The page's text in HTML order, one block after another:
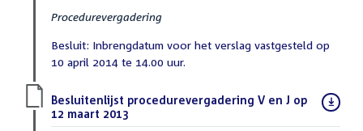
Procedurevergadering
Besluit: Inbrengdatum voor het verslag vastgesteld op
10 april 2014 te 14.00 uur.
Download
bestand:
Besluitenlijst procedurevergadering V en J op
12 maart 2013